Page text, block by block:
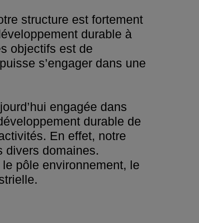
structure est fortement
durable à
objectifs est de
s’engager dans une
engagée dans
durable de
En effet, notre
divers domaines.
pôle environnement, le